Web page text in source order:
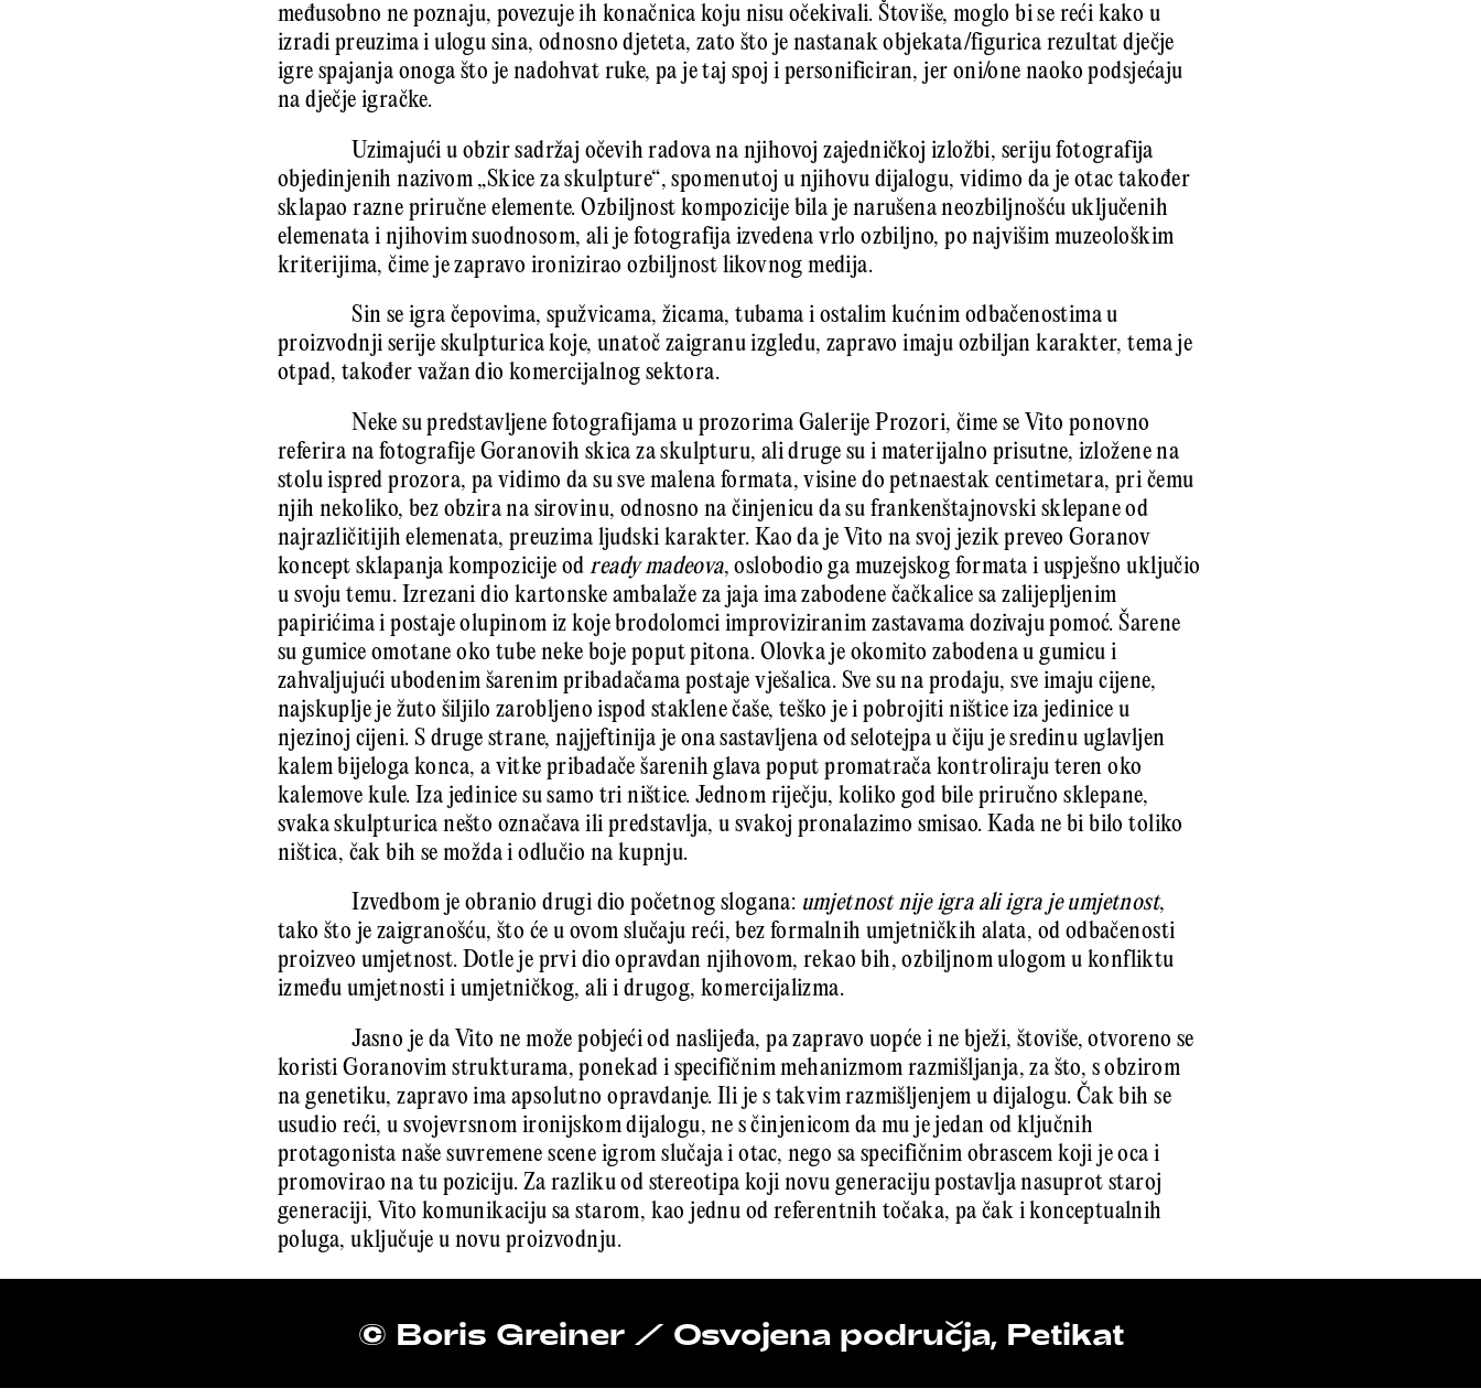
međusobno ne poznaju, povezuje ih konačnica koju nisu očekivali. Štoviše, moglo bi se reći kako u
izradi preuzima i ulogu sina, odnosno djeteta, zato što je nastanak objekata/figurica rezultat dječje
igre spajanja onoga što je nadohvat ruke, pa je taj spoj i personificiran, jer oni/one naoko podsjećaju
na dječje igračke.
Uzimajući u obzir sadržaj očevih radova na njihovoj zajedničkoj izložbi, seriju fotografija
objedinjenih nazivom „Skice za skulpture“, spomenutoj u njihovu dijalogu, vidimo da je otac također
sklapao razne priručne elemente. Ozbiljnost kompozicije bila je narušena neozbiljnošću uključenih
elemenata i njihovim suodnosom, ali je fotografija izvedena vrlo ozbiljno, po najvišim muzeološkim
kriterijima, čime je zapravo ironizirao ozbiljnost likovnog medija.
Sin se igra čepovima, spužvicama, žicama, tubama i ostalim kućnim odbačenostima u
proizvodnji serije skulpturica koje, unatoč zaigranu izgledu, zapravo imaju ozbiljan karakter, tema je
otpad, također važan dio komercijalnog sektora.
Neke su predstavljene fotografijama u prozorima Galerije Prozori, čime se Vito ponovno
referira na fotografije Goranovih skica za skulpturu, ali druge su i materijalno prisutne, izložene na
stolu ispred prozora, pa vidimo da su sve malena formata, visine do petnaestak centimetara, pri čemu
njih nekoliko, bez obzira na sirovinu, odnosno na činjenicu da su frankenštajnovski sklepane od
najrazličitijih elemenata, preuzima ljudski karakter. Kao da je Vito na svoj jezik preveo Goranov
koncept sklapanja kompozicije odready madeova, oslobodio ga muzejskog formata i uspješno uključio
u svoju temu. Izrezani dio kartonske ambalaže za jaja ima zabodene čačkalice sa zalijepljenim
papirićima i postaje olupinom iz koje brodolomci improviziranim zastavama dozivaju pomoć. Šarene
su gumice omotane oko tube neke boje poput pitona. Olovka je okomito zabodena u gumicu i
zahvaljujući ubodenim šarenim pribadačama postaje vješalica. Sve su na prodaju, sve imaju cijene,
najskuplje je žuto šiljilo zarobljeno ispod staklene čaše, teško je i pobrojiti ništice iza jedinice u
njezinoj cijeni. S druge strane, najjeftinija je ona sastavljena od selotejpa u čiju je sredinu uglavljen
kalem bijeloga konca, a vitke pribadače šarenih glava poput promatrača kontroliraju teren oko
kalemove kule. Iza jedinice su samo tri ništice. Jednom riječju, koliko god bile priručno sklepane,
svaka skulpturica nešto označava ili predstavlja, u svakoj pronalazimo smisao. Kada ne bi bilo toliko
ništica, čak bih se možda i odlučio na kupnju.
Izvedbom je obranio drugi dio početnog slogana: umjetnost nije igra ali igra je umjetnost,
tako što je zaigranošću, što će u ovom slučaju reći, bez formalnih umjetničkih alata, od odbačenosti
proizveo umjetnost. Dotle je prvi dio opravdan njihovom, rekao bih, ozbiljnom ulogom u konfliktu
između umjetnosti i umjetničkog, ali i drugog, komercijalizma.
Jasno je da Vito ne može pobjeći od naslijeđa, pa zapravo uopće i ne bježi, štoviše, otvoreno se
koristi Goranovim strukturama, ponekad i specifičnim mehanizmom razmišljanja, za što, s obzirom
na genetiku, zapravo ima apsolutno opravdanje. Ili je s takvim razmišljenjem u dijalogu. Čak bih se
usudio reći, u svojevrsnom ironijskom dijalogu, ne s činjenicom da mu je jedan od ključnih
protagonista naše suvremene scene igrom slučaja i otac, nego sa specifičnim obrascem koji je oca i
promovirao na tu poziciju. Za razliku od stereotipa koji novu generaciju postavlja nasuprot staroj
generaciji, Vito komunikaciju sa starom, kao jednu od referentnih točaka, pa čak i konceptualnih
poluga, uključuje u novu proizvodnju.
© Boris Greiner / Osvojena područja, Petikat